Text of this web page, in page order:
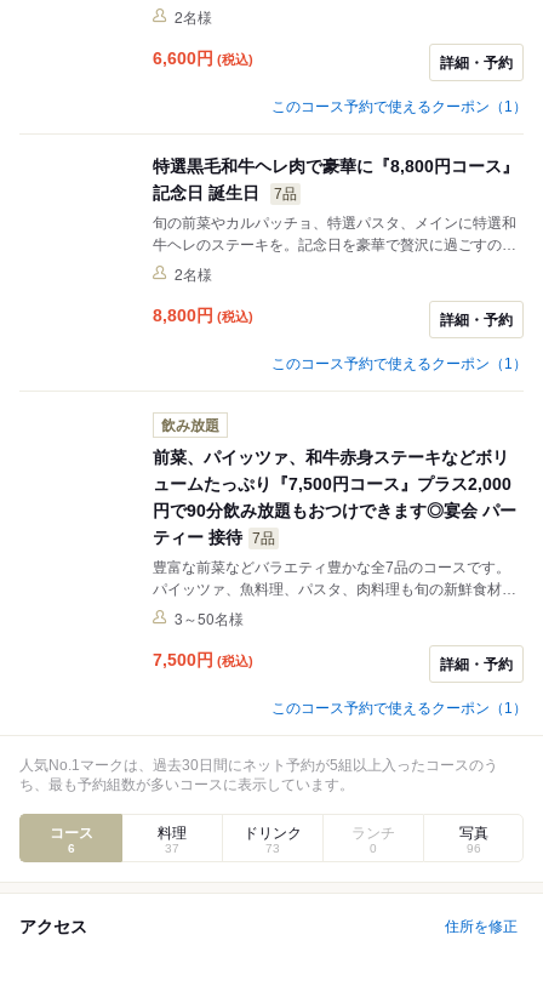
ィナータイムを、少し贅沢な気分でお過ごしいただけま
だくのも◎ デザートを無料でメッセージ付きドルチェプ
2名様
6,600円 (税込) 詳細・予約
このコース予約で使えるクーポン（1）
特選黒毛和牛ヘレ肉で豪華に『8,800円コース』
記念日 誕生日
7品
旬の前菜やカルパッチョ、特選パスタ、メインに特選和
牛ヘレのステーキを。記念日を豪華で贅沢に過ごすのに
ぴったりのコースです。いつもとは違う特別な日に、特
ていただけます。 デザートを無料でメッセージ付きドル
2名様
8,800円 (税込) 詳細・予約
このコース予約で使えるクーポン（1）
飲み放題
前菜、パイッツァ、和牛赤身ステーキなどボリ
ュームたっぷり『7,500円コース』プラス2,000
円で90分飲み放題もおつけできます◎宴会 パー
ティー 接待 7品
豊富な前菜などバラエティ豊かな全7品のコースです。
パイッツァ、魚料理、パスタ、肉料理も旬の新鮮食材を
使用。ボリュームたっぷりの内容で、きっとご満足いた
意。お好きなドリンクと旬の料理をお楽しみください。
＋￥2,000で飲み放題付(ビール、ワイン赤白各1種、焼
酎、ウイスキー、カクテル、ソフトドリンク)でお楽しみ
いただけます。誕生日パーティーや宴会、接待に最適で
しみいただけます。
3～50名様
7,500円 (税込) 詳細・予約
このコース予約で使えるクーポン（1）
人気No.1マークは、過去30日間にネット予約が5組以上入ったコースのう
ち、最も予約組数が多いコースに表示しています。
コース
6
料理
37
ドリンク
73
ランチ
0
写真
96
アクセス 住所を修正